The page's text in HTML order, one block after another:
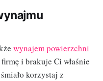
wynajem powierzchni
i brakuje Ci właśnie
korzystaj z